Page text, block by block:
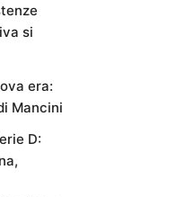
si
era:
Mancini
D: